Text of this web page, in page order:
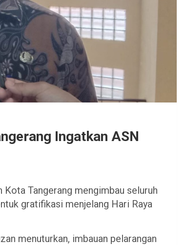
Ingatkan ASN
Kota Tangerang mengimbau seluruh
gratifikasi menjelang Hari Raya
menuturkan, imbauan pelarangan